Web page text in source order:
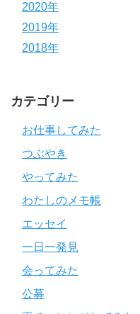
2020年
2019年
2018年
カテゴリー
お仕事してみた
つぶやき
やってみた
わたしのメモ帳
エッセイ
一日一発見
会ってみた
公募